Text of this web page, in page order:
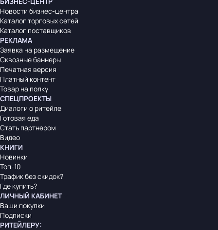
Новости бизнес-центра
Каталог торговых сетей
Каталог поставщиков
РЕКЛАМА
Заявка на размещение
Сквозные баннеры
Печатная версия
Платный контент
Товар на полку
СПЕЦПРОЕКТЫ
Диалоги о ритейле
Готовая еда
Стать партнером
Видео
КНИГИ
Новинки
Топ-10
Трафик без скидок?
Где купить?
ЛИЧНЫЙ КАБИНЕТ
Ваши покупки
Подписки
РИТЕЙЛЕРУ: